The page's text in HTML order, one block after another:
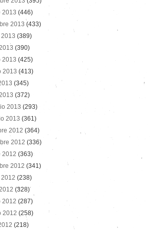
2013 (446)
2013 (433)
(389)
(390)
2013 (425)
2013 (413)
(345)
(372)
2013 (293)
2013 (361)
2012 (364)
2012 (336)
2012 (363)
2012 (341)
(238)
(328)
2012 (287)
2012 (258)
(218)